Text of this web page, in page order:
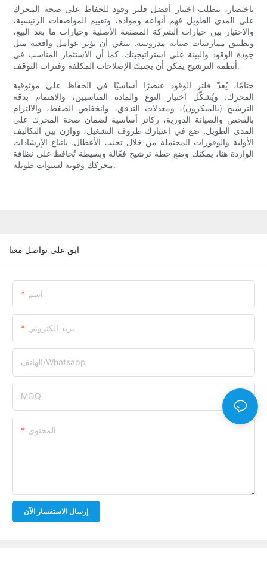
باختصار، يتطلب اختيار أفضل فلتر وقود للحفاظ على صحة المحرك
على المدى الطويل فهم أنواعه ومواده، وتقييم المواصفات الرئيسية،
والاختيار بين خيارات الشركة المصنعة الأصلية وخيارات ما بعد البيع،
وتطبيق ممارسات صيانة مدروسة. ينبغي أن تؤثر عوامل واقعية مثل
جودة الوقود والبيئة على استراتيجيتك، كما أن الاستثمار المناسب في
أنظمة الترشيح يمكن أن يجنبك الإصلاحات المكلفة وفترات التوقف.
ختامًا، يُعدّ فلتر الوقود عنصرًا أساسيًا في الحفاظ على موثوقية
المحرك. ويُشكّل اختيار النوع والمادة المناسبين، والاهتمام بدقة
الترشيح (بالميكرون)، ومعدلات التدفق، وانخفاض الضغط، والالتزام
بالفحص والصيانة الدورية، ركائز أساسية لضمان صحة المحرك على
المدى الطويل. ضع في اعتبارك ظروف التشغيل، ووازن بين التكاليف
الأولية والوفورات المحتملة من خلال تجنب الأعطال. باتباع الإرشادات
الواردة هنا، يمكنك وضع خطة ترشيح فعّالة وبسيطة تُحافظ على نظافة
محركك وقوته لسنوات طويلة.
ابق على تواصل معنا
اسم
بريد إلكتروني
الهاتف/whatsapp
MOQ
المحتوى
إرسال الاستفسار الآن